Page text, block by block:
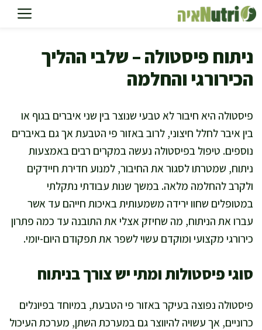
לדלג
לתוכן
ניתוח פיסטולה – שלבי ההליך
הכירורגי והחלמה
פיסטולה היא חיבור לא טבעי שנוצר בין שני איברים בגוף או
בין איבר לחלל חיצוני, לרוב באזור פי הטבעת אך גם באיברים
נוספים. טיפול בפיסטולה נעשה במקרים רבים באמצעות
ניתוח, שמטרתו לסגור את החיבור, למנוע חדירת חיידקים
ולקרב להחלמה מלאה. במשך שנות עבודתי נתקלתי
במטופלים שחוו ירידה משמעותית באיכות חייהם עד אשר
עברו את הניתוח, מה שחיזק אצלי את התובנה עד כמה פתרון
כירורגי מקצועי ומוקדם עשוי לשפר את תפקודם היום-יומי.
סוגי פיסטולות ומתי יש צורך בניתוח
פיסטולה נפוצה בעיקר באזור פי הטבעת, במיוחד בפיונלים
כרוניים, אך עשויה להיווצר גם במערכת השתן, מערכת העיכול